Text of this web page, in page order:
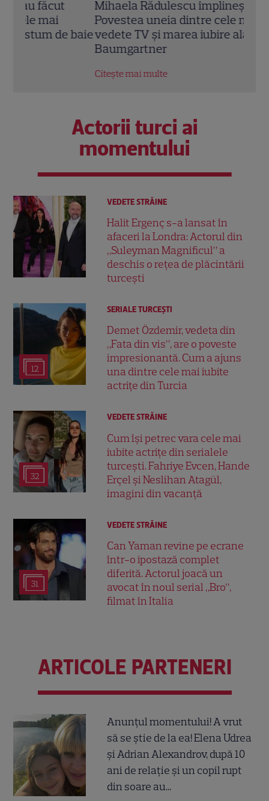
Mihaela Rădulescu împlinește 57 de ani.
Povestea uneia dintre cele mai iubite
vedete TV și marea iubire alături de Felix
Baumgartner
Citește mai multe
Actorii turci ai
momentului
VEDETE STRĂINE
Halit Ergenç s-a lansat în
afaceri la Londra: Actorul din
„Suleyman Magnificul” a
deschis o rețea de plăcintării
turcești
12
SERIALE TURCEŞTI
Demet Özdemir, vedeta din
„Fata din vis”, are o poveste
impresionantă. Cum a ajuns
una dintre cele mai iubite
actrițe din Turcia
32
VEDETE STRĂINE
Cum își petrec vara cele mai
iubite actrițe din serialele
turcești. Fahriye Evcen, Hande
Erçel și Neslihan Atagül,
imagini din vacanță
31
VEDETE STRĂINE
Can Yaman revine pe ecrane
într-o ipostază complet
diferită. Actorul joacă un
avocat în noul serial „Bro”,
filmat în Italia
ARTICOLE PARTENERI
Anunțul momentului! A vrut
să se știe de la ea! Elena Udrea
și Adrian Alexandrov, după 10
ani de relație și un copil rupt
din soare au...